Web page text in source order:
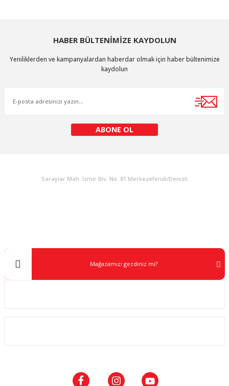
HABER BÜLTENİMİZE KAYDOLUN
Yeniliklerden ve kampanyalardan haberdar olmak için haber bültenimize
kaydolun
ABONE OL
Saraylar Mah. İzmir Blv. No: 81 Merkezefendi/Denizli
Mağazamızı gezdiniz mi?